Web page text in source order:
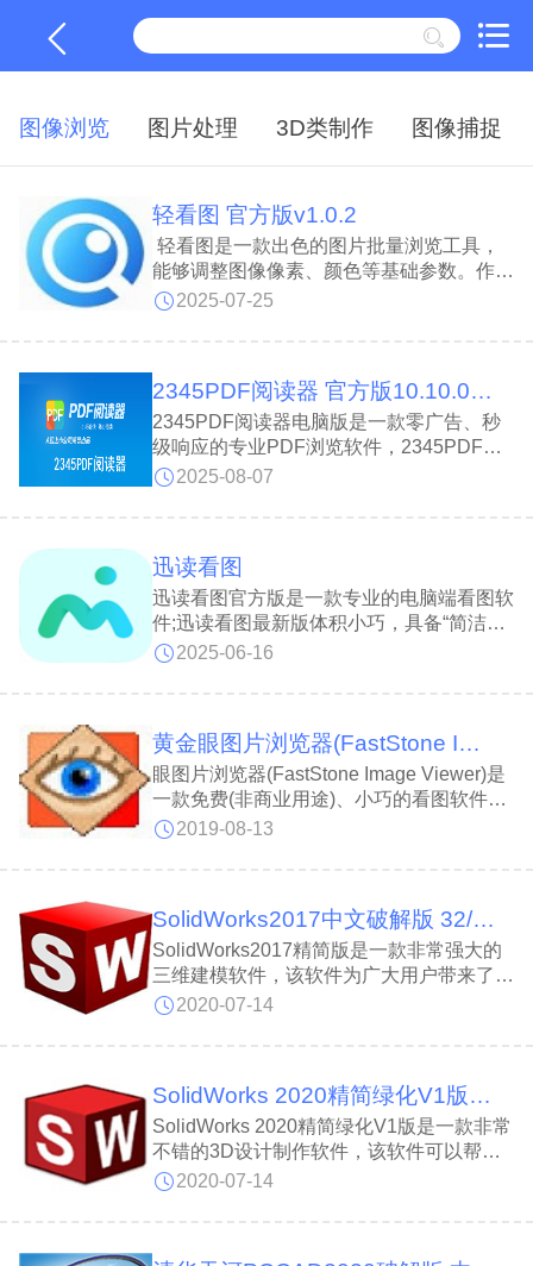
图像浏览 图片处理 3D类制作 图像捕捉
轻看图 官方版v1.0.2
轻看图是一款出色的图片批量浏览工具，
能够调整图像像素、颜色等基础参数。作为
轻量级快速看图软件，其功能类似
图片格式和快捷键操作，使用体验比传统看
2025-07-25
2345PDF阅读器 官方版10.10.0.9893
2345PDF阅读器电脑版是一款零广告、秒
级响应的专业PDF浏览软件，2345PDF阅
读器最新版集成极速渲染引擎与多标签阅读
解析、关键词高亮及一键打印，附送轻量看
画等PDF文件在Windows桌面即点即开，
阅读体验轻盈高效。
2025-08-07
迅读看图
迅读看图官方版是一款专业的电脑端看图软
件;迅读看图最新版体积小巧，具备“简洁、
无广告、极速”特点，支持多种看图模式自
显示极佳，提供裁剪、调整亮度、对比度、
于注释，迅读看图适合学习和工作使用。
2025-06-16
黄金眼图片浏览器(FastStone Image Viewer)
眼图片浏览器(FastStone Image Viewer)是
一款免费(非商业用途)、小巧的看图软件，
黄金眼图片浏览器提供使用者方便的操作界
图片，且黄金眼图片浏览器还支持了幻灯播
的所有图片。FastStone Image Viewer 虽
然免费，但是功能却毫不含糊。
2019-08-13
SolidWorks2017中文破解版 32/64位 绿色精简版
SolidWorks2017精简版是一款非常强大的
三维建模软件，该软件为广大用户带来了非
常高效的三维设计制图功能，有了它，我们
3D模型。
2020-07-14
SolidWorks 2020精简绿化V1版 中文免费版
SolidWorks 2020精简绿化V1版是一款非常
不错的3D设计制作软件，该软件可以帮助
设计师们最大限度的提高三维设计效率，比
的功能。需要的朋友可以在系统天地下载！
2020-07-14